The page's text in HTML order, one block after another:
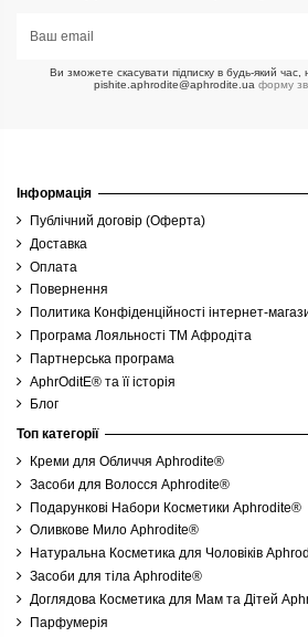
Ви зможете скасувати підписку в будь-який
pishite.aphrodite@aphrodite.ua форму
Інформація
Публічний договір (Оферта)
Доставка
Оплата
Повернення
Политика Конфіденційності інтернет-
Програма Лояльності ТМ Афродіта
Партнерська програма
AphrOditE® та її історія
Блог
Топ категорії
Креми для Обличчя Aphrodite®
Засоби для Волосся Aphrodite®
Подарункові Набори Косметики Aphrodite®
Оливкове Мило Aphrodite®
Натуральна Косметика для Чоловіків
Засоби для тіла Aphrodite®
Доглядова Косметика для Мам та Дітей
Парфумерія